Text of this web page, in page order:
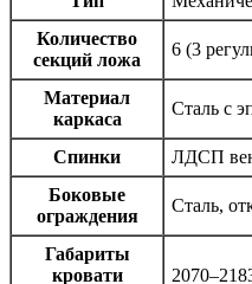
Количество
секций ложа
6 (3
Материал
каркаса
Сталь с
Спинки
ЛДСП
Боковые
ограждения
Сталь,
Габариты
кровати